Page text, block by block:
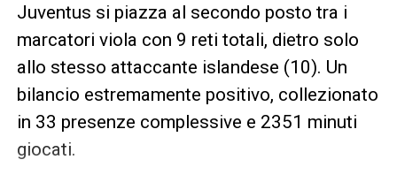
Juventus si piazza al secondo posto tra i
marcatori viola con 9 reti totali, dietro solo
allo stesso attaccante islandese (10). Un
bilancio estremamente positivo, collezionato
in 33 presenze complessive e 2351 minuti
giocati.